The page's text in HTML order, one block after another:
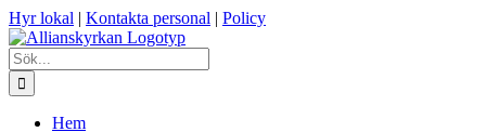
Fortsätt
till
innehållet
Hyr lokal | Kontakta personal | Policy
Sök
efter:
Hem